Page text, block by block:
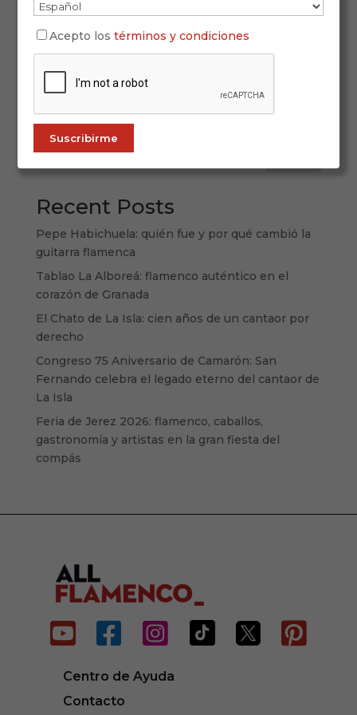
Con motivo del 8 de marzo, Día Internacional de
a las mujeres que han construido la historia del
es una historia de talento, resistencia y
transformación. Porque aunque el...
Recent Posts
Pepe Habichuela: quién fue y por qué cambió la
guitarra flamenca
Tablao La Alboreá: flamenco auténtico en el
corazón de Granada
El Chato de La Isla: cien años de un cantaor por
derecho
Congreso 75 Aniversario de Camarón: San
Fernando celebra el legado eterno del cantaor de
La Isla
Feria de Jerez 2026: flamenco, caballos,
gastronomía y artistas en la gran fiesta del
compás
     
Centro de Ayuda
Contacto
Acepto lostérminos y condiciones